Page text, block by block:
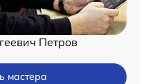
Петров
мастера